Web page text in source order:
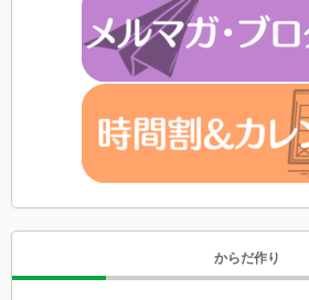
からだ作り